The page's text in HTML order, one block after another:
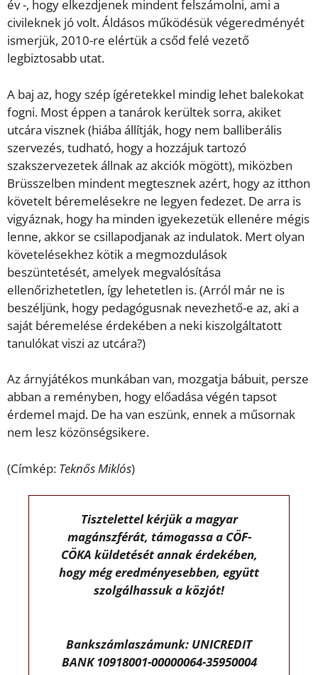
év -, hogy elkezdjenek mindent felszámolni, ami a
civileknek jó volt. Áldásos működésük végeredményét
ismerjük, 2010-re elértük a csőd felé vezető
legbiztosabb utat.
A baj az, hogy szép ígéretekkel mindig lehet balekokat
fogni. Most éppen a tanárok kerültek sorra, akiket
utcára visznek (hiába állítják, hogy nem balliberális
szervezés, tudható, hogy a hozzájuk tartozó
szakszervezetek állnak az akciók mögött), miközben
Brüsszelben mindent megtesznek azért, hogy az itthon
követelt béremelésekre ne legyen fedezet. De arra is
vigyáznak, hogy ha minden igyekezetük ellenére mégis
lenne, akkor se csillapodjanak az indulatok. Mert olyan
követelésekhez kötik a megmozdulások
beszüntetését, amelyek megvalósítása
ellenőrizhetetlen, így lehetetlen is. (Arról már ne is
beszéljünk, hogy pedagógusnak nevezhető-e az, aki a
saját béremelése érdekében a neki kiszolgáltatott
tanulókat viszi az utcára?)
Az árnyjátékos munkában van, mozgatja bábuit, persze
abban a reményben, hogy előadása végén tapsot
érdemel majd. De ha van eszünk, ennek a műsornak
nem lesz közönségsikere.
(Címkép: Teknős Miklós)
Tisztelettel kérjük a magyar
magánszférát, támogassa a CÖF-
CÖKA küldetését annak érdekében,
hogy még eredményesebben, együtt
szolgálhassuk a közjót!
Bankszámlaszámunk: UNICREDIT
BANK 10918001-00000064-35950004